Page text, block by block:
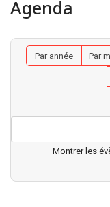
Agenda
Par année Par
Montrer les